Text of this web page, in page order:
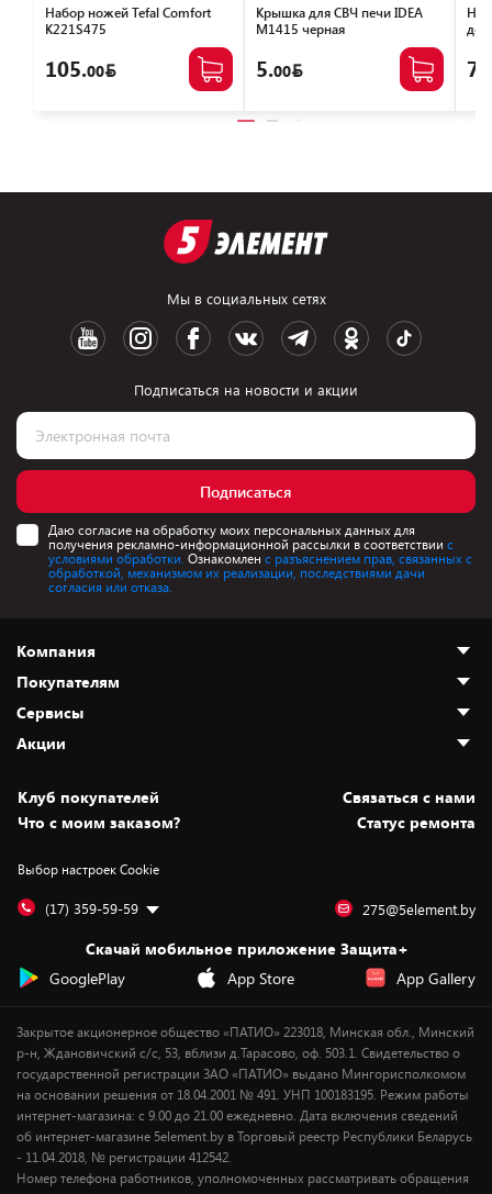
Набор ножей Tefal Сomfort
K221S475
105.00
Крышка для СВЧ печи IDEA
М1415 черная
5.00
Мы в социальных сетях
Подписаться на новости и акции
Подписаться
Даю согласие на обработку моих персональных данных для
получения рекламно-информационной рассылки в соответствии с
условиями обработки. Ознакомлен с разъяснением прав, связанных с
обработкой, механизмом их реализации, последствиями дачи
согласия или отказа.
Компания
О нас
Адреса магазинов
Новости
Статьи и обзоры
Вакансии
Дай пять добру!
Покупателям
Как сделать заказ
Оплата и доставка
Безналичный расчёт
Обмен и возврат товара
Обработка персональных данных
Подарочные карты
Сервисы
Установка техники
Для игровых консолей
Для мобильных устройств
Для компьютеров
Сервисные центры
Акции
Скидки и промокоды
Белорусские товары
Бонусы
Оплата частями
Уценка
Клуб покупателей
Cвязаться с нами
Что с моим заказом?
Статус ремонта
Выбор настроек Cookie
(17) 359-59-59 275@5element.by
Скачай мобильное приложение Защита+
GooglePlay
App Store App Gallery
Закрытое акционерное общество «ПАТИО» 223018, Минская обл., Минский
р-н, Ждановичский с/с, 53, вблизи д.Тарасово, оф. 503.1. Свидетельство о
государственной регистрации ЗАО «ПАТИО» выдано Мингорисполкомом
на основании решения от 18.04.2001 № 491. УНП 100183195. Режим работы
интернет-магазина: с 9.00 до 21.00 ежедневно. Дата включения сведений
об интернет-магазине 5element.by в Торговый реестр Республики Беларусь
- 11.04.2018, № регистрации 412542.
Номер телефона работников, уполномоченных рассматривать обращения